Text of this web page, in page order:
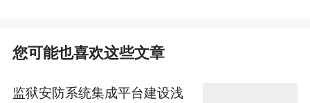
您可能也喜欢这些文章
监狱安防系统集成平台建设浅